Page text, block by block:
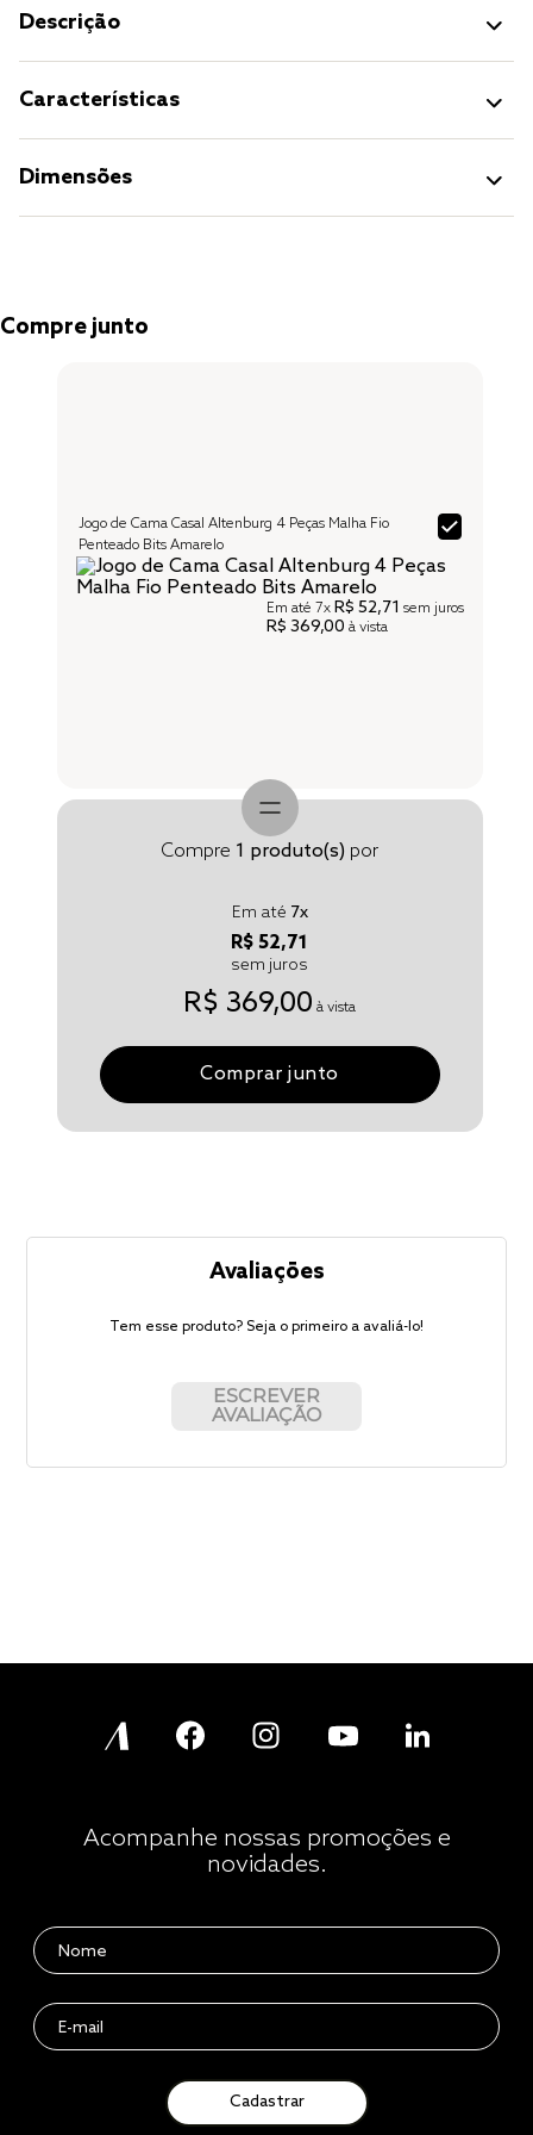
Descrição
Características
Dimensões
Compre junto
Jogo de Cama Casal Altenburg 4 Peças Malha Fio
Penteado Bits Amarelo
Em até 7x R$ 52,71 sem juros
R$ 369,00 à vista
Compre 1 produto(s) por
Em até 7x
R$ 52,71
sem juros
R$ 369,00 à vista
Comprar junto
Avaliações
Tem esse produto? Seja o primeiro a avaliá-lo!
ESCREVER
AVALIAÇÃO
Acompanhe nossas promoções e
novidades.
Cadastrar